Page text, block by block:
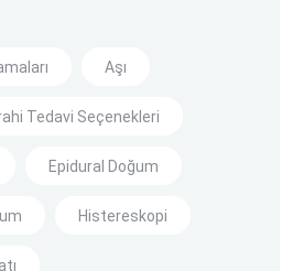
Aşı
Tedavi Seçenekleri
Epidural Doğum
Histereskopi